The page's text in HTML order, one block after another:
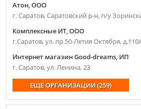
Атон, ООО
г. Саратов, Саратовский р-н, п/у
Комплексные ИТ, ООО
г.Саратов, ул. пр.50-Летия Октября,
Интернет магазин Good-dreams, ИП
г. Саратов, ул. Ленина, 23
ЕЩЕ ОРГАНИЗАЦИИ (259)